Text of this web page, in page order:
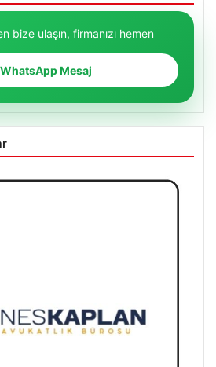
bize ulaşın, firmanızı hemen
WhatsApp Mesaj